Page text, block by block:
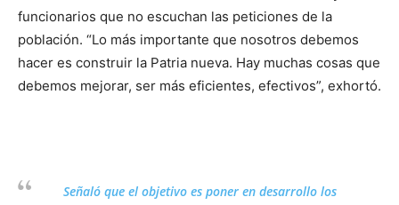
funcionarios que no escuchan las peticiones de la
población. “Lo más importante que nosotros debemos
hacer es construir la Patria nueva. Hay muchas cosas que
debemos mejorar, ser más eficientes, efectivos”, exhortó.
Señaló que el objetivo es poner en desarrollo los